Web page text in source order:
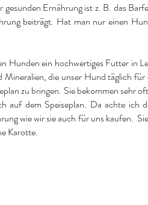
Ernährung ist z. B. das
beiträgt. Hat man nur einen
Hunden ein hochwertiges Futter in
die unser Hund täglich
zu bringen. Sie bekommen sehr
auf dem Speiseplan. Da achte ich
wie wir sie auch für uns kaufen.
Karotte.